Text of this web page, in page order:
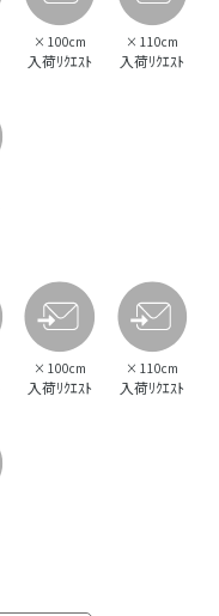
× 100cm
入荷ﾘｸｴｽﾄ
× 110cm
入荷ﾘｸｴｽﾄ
× 100cm
入荷ﾘｸｴｽﾄ
× 110cm
入荷ﾘｸｴｽﾄ